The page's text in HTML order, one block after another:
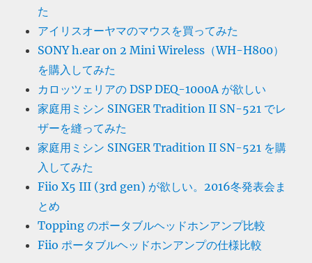
た
アイリスオーヤマのマウスを買ってみた
SONY h.ear on 2 Mini Wireless（WH-H800）
を購入してみた
カロッツェリアの DSP DEQ-1000A が欲しい
家庭用ミシン SINGER Tradition II SN-521 でレ
ザーを縫ってみた
家庭用ミシン SINGER Tradition II SN-521 を購
入してみた
Fiio X5 III (3rd gen) が欲しい。2016冬発表会ま
とめ
Topping のポータブルヘッドホンアンプ比較
Fiio ポータブルヘッドホンアンプの仕様比較